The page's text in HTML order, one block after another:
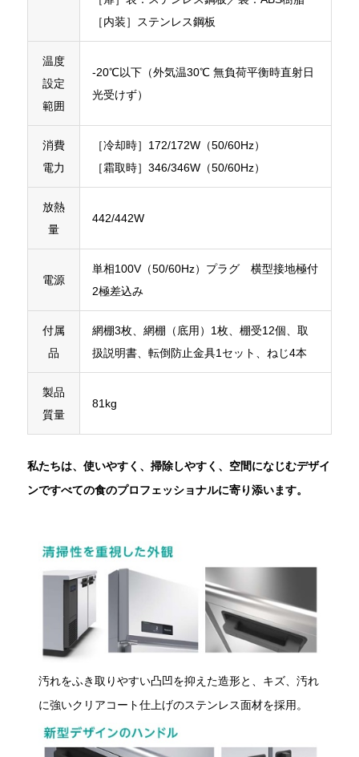
［内装］ステンレス鋼板
温度
設定
範囲
-20℃以下（外気温30℃ 無負荷平衡時直射日
光受けず）
消費
電力
［冷却時］172/172W（50/60Hz）
［霜取時］346/346W（50/60Hz）
放熱
量
442/442W
電源
単相100V（50/60Hz）プラグ 横型接地極付
2極差込み
付属
品
網棚3枚、網棚（底用）1枚、棚受12個、取
扱説明書、転倒防止金具1セット、ねじ4本
製品
質量
81kg
私たちは、使いやすく、掃除しやすく、空間になじむデザイ
ンですべての食のプロフェッショナルに寄り添います。
汚れをふき取りやすい凸凹を抑えた造形と、キズ、汚れ
に強いクリアコート仕上げのステンレス面材を採用。